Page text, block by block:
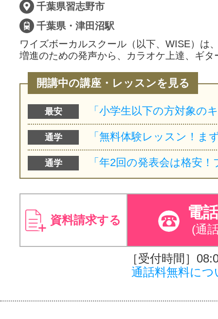
千葉県習志野市
千葉県・津田沼駅
ワイズボーカルスクール（以下、WISE）は
増進のための発声から、カラオケ上達、ギ
開講中の講座・レッスンを見る
最安
通学
通学
資料請求する 電
(通
［受付時間］
通話料無料につ